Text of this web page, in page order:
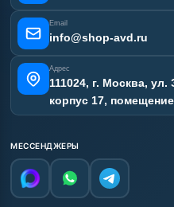
Карта сайта
Email
info@shop-avd.ru
Адрес
111024, г. Москва,
корпус 17,
МЕССЕНДЖЕРЫ